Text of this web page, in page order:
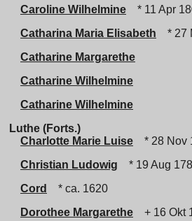
Caroline Wilhelmine
* 11 Apr
Catharina Maria Elisabeth
* 27
Catharine Margarethe
Catharine Wilhelmine
Catharine Wilhelmine
Luthe (Forts.)
Charlotte Marie Luise
* 28 Nov
Christian Ludowig
* 19 Aug
Cord
* ca. 1620
Dorothee Margarethe
+ 16 Okt